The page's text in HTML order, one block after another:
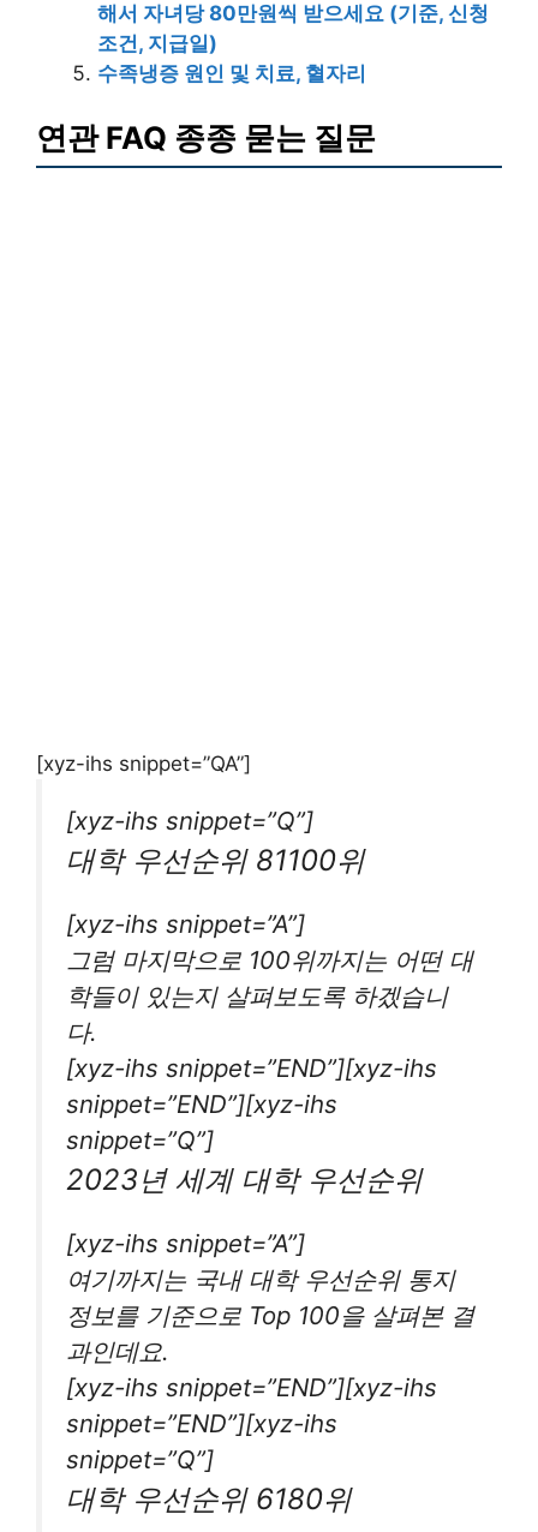
해서 자녀당 80만원씩 받으세요 (기준, 신청
조건, 지급일)
수족냉증 원인 및 치료, 혈자리
연관 FAQ 종종 묻는 질문
[xyz-ihs snippet=”QA”]
[xyz-ihs snippet=”Q”]
대학 우선순위 81100위
[xyz-ihs snippet=”A”]
그럼 마지막으로 100위까지는 어떤 대
학들이 있는지 살펴보도록 하겠습니
다.
[xyz-ihs snippet=”END”][xyz-ihs
snippet=”END”][xyz-ihs
snippet=”Q”]
2023년 세계 대학 우선순위
[xyz-ihs snippet=”A”]
여기까지는 국내 대학 우선순위 통지
정보를 기준으로 Top 100을 살펴본 결
과인데요.
[xyz-ihs snippet=”END”][xyz-ihs
snippet=”END”][xyz-ihs
snippet=”Q”]
대학 우선순위 6180위